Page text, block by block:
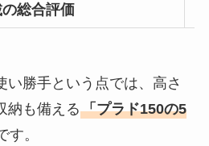
総合評価
い勝手という点では、高さ
納も備える「プラド150の5
す。